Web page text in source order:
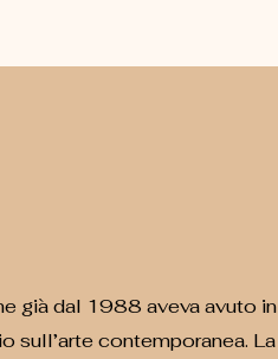
già dal 1988 aveva avuto in
sull’arte contemporanea. La